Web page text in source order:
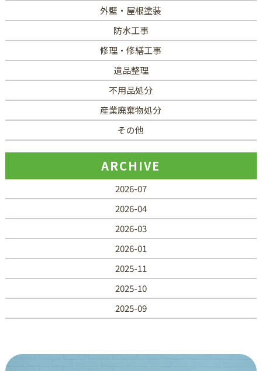
外壁・屋根塗装
防水工事
修理・修繕工事
遺品整理
不用品処分
産業廃棄物処分
その他
ARCHIVE
2026-07
2026-04
2026-03
2026-01
2025-11
2025-10
2025-09